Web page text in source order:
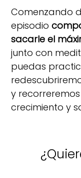
Comenzando
episodio
sacarle el
junto con
puedas
y
crecimiento y